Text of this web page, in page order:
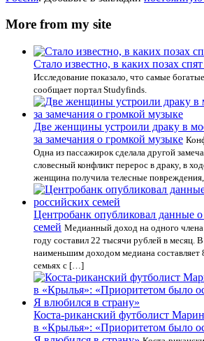
More from my site
Стало известно, в каких позах
Исследование показало, что самые
сообщает портал Studyfinds.
Две женщины устроили драку в
за замечания о громкой музыке
Одна из пассажирок сделала другой
словесный конфликт перерос в драку, в
женщина получила телесные
Центробанк опубликовал данные
семей Медианный доход на одного
году составил 22 тысячи рублей в месяц.
наименьшим доходом медиана составляет
семьях с […]
Коста‑риканский футболист
в «Крылья»: «Приоритетом было